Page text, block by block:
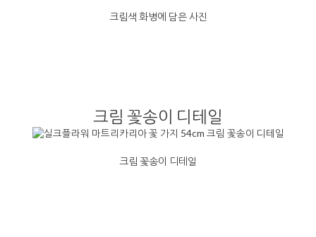
크림색 화병에 담은 사진
크림 꽃송이 디테일
크림 꽃송이 디테일